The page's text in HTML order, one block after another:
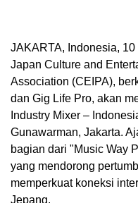
JAKARTA, Indonesia,
Japan Culture and
Association (CEIPA),
dan Gig Life Pro, akan
Industry Mixer –
Gunawarman, Jakarta.
bagian dari "Music Way
yang mendorong
memperkuat koneksi
Jepang.